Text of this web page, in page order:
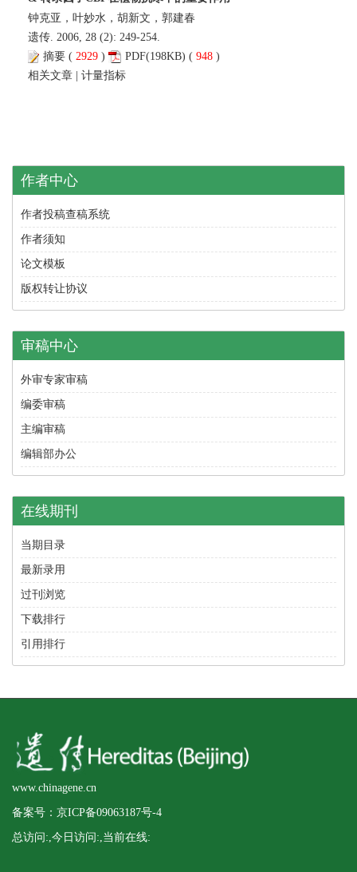
钟克亚，叶妙水，胡新文，郭建春
遗传. 2006, 28 (2): 249-254.
摘要 ( 2929 ) PDF(198KB) ( 948 )
相关文章 | 计量指标
作者中心
作者投稿查稿系统
作者须知
论文模板
版权转让协议
审稿中心
外审专家审稿
编委审稿
主编审稿
编辑部办公
在线期刊
当期目录
最新录用
过刊浏览
下载排行
引用排行
www.chinagene.cn
备案号：京ICP备09063187号-4
总访问:,今日访问:,当前在线: